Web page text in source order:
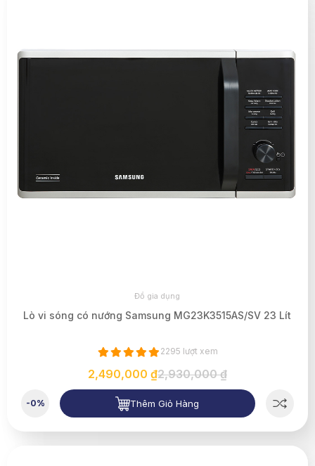
Đồ gia dụng
Lò vi sóng có nướng Samsung MG23K3515AS/SV 23 Lít
2295 lượt xem
2,490,000 ₫2,930,000 ₫
-0% Thêm Giỏ Hàng